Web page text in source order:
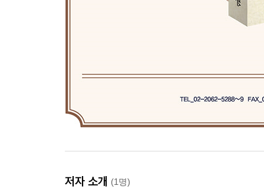
저자 소개 (1명)